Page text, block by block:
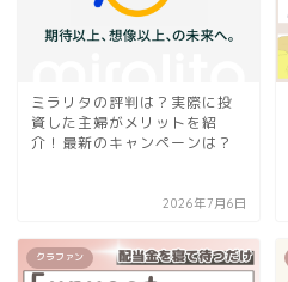
ミラリタの評判は？実際に投
資した主婦がメリットを紹
介！最新のキャンペーンは？
2026年7月6日
クラファン